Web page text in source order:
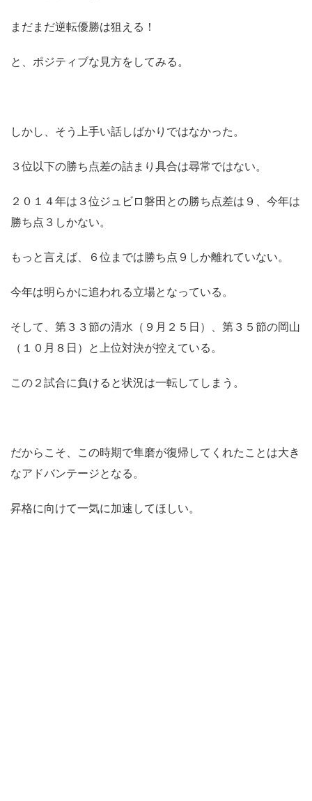
まだまだ逆転優勝は狙える！
と、ポジティブな見方をしてみる。
しかし、そう上手い話しばかりではなかった。
３位以下の勝ち点差の詰まり具合は尋常ではない。
２０１４年は３位ジュビロ磐田との勝ち点差は９、今年は
勝ち点３しかない。
もっと言えば、６位までは勝ち点９しか離れていない。
今年は明らかに追われる立場となっている。
そして、第３３節の清水（９月２５日）、第３５節の岡山
（１０月８日）と上位対決が控えている。
この２試合に負けると状況は一転してしまう。
だからこそ、この時期で隼磨が復帰してくれたことは大き
なアドバンテージとなる。
昇格に向けて一気に加速してほしい。